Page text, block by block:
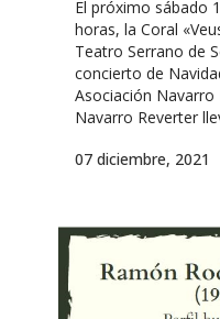
El próximo sábado
horas, la Coral
Teatro Serrano de
concierto de
Asociación Navarro
Navarro Reverter
07 diciembre, 2021